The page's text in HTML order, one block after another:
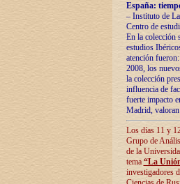
España:
– Instituto de
Centro de
En la colección
estudios
atención
2008, los
la colección
influencia de
fuerte impacto
Madrid,
Los días 11 y
Grupo de
de la
tema “La
investigadores